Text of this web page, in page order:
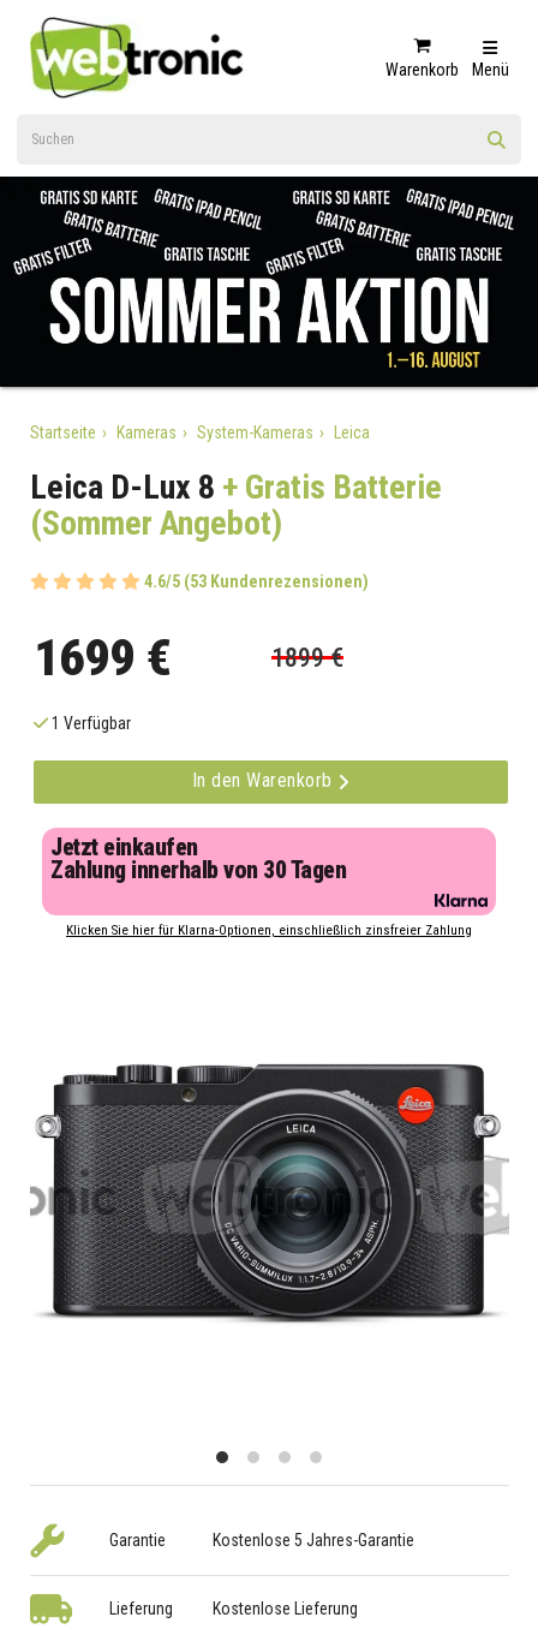
Warenkorb Menü
Startseite Kameras System-Kameras Leica
Leica D-Lux 8 + Gratis Batterie
(Sommer Angebot)
4.6/5 (53 Kundenrezensionen)
1699 € 1899 €
1 Verfügbar
In den Warenkorb
Jetzt einkaufen
Zahlung innerhalb von 30 Tagen
Klicken Sie hier für Klarna-Optionen, einschließlich zinsfreier Zahlung
Garantie Kostenlose 5 Jahres-Garantie
Lieferung Kostenlose Lieferung